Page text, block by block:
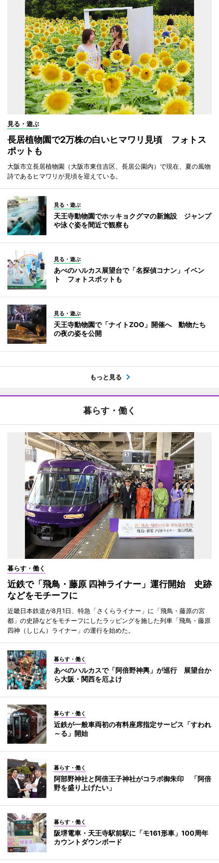
見る・遊ぶ
長居植物園で2万株の白いヒマワリ見頃 フォトス
ポットも
大阪市立長居植物園（大阪市東住吉区、長居公園内）で現在、夏の風物
詩であるヒマワリが見頃を迎えている。
見る・遊ぶ
天王寺動物園でホッキョクグマの新施設 ジャンプ
や泳ぐ姿を間近で観察も
見る・遊ぶ
あべのハルカス展望台で「名探偵コナン」イベン
ト フォトスポットも
見る・遊ぶ
天王寺動物園で「ナイトZOO」開催へ 動物たち
の夜の姿を公開
もっと見る
暮らす・働く
暮らす・働く
近鉄で「飛鳥・藤原 四神ライナー」運行開始 史跡
などをモチーフに
近畿日本鉄道が8月1日、特急「さくらライナー」に「飛鳥・藤原の宮
都」の史跡などをモチーフにしたラッピングを施した列車「飛鳥・藤原
四神（しじん）ライナー」の運行を始めた。
暮らす・働く
あべのハルカスで「阿倍野神輿」が巡行 展望台か
ら大阪・関西を厄よけ
暮らす・働く
近鉄が一般車両初の有料座席指定サービス「すわれ
～る」開始
暮らす・働く
阿部野神社と阿倍王子神社がコラボ御朱印 「阿倍
野を盛り上げたい」
暮らす・働く
阪堺電車・天王寺駅前駅に「モ161形車」100周年
カウントダウンボード